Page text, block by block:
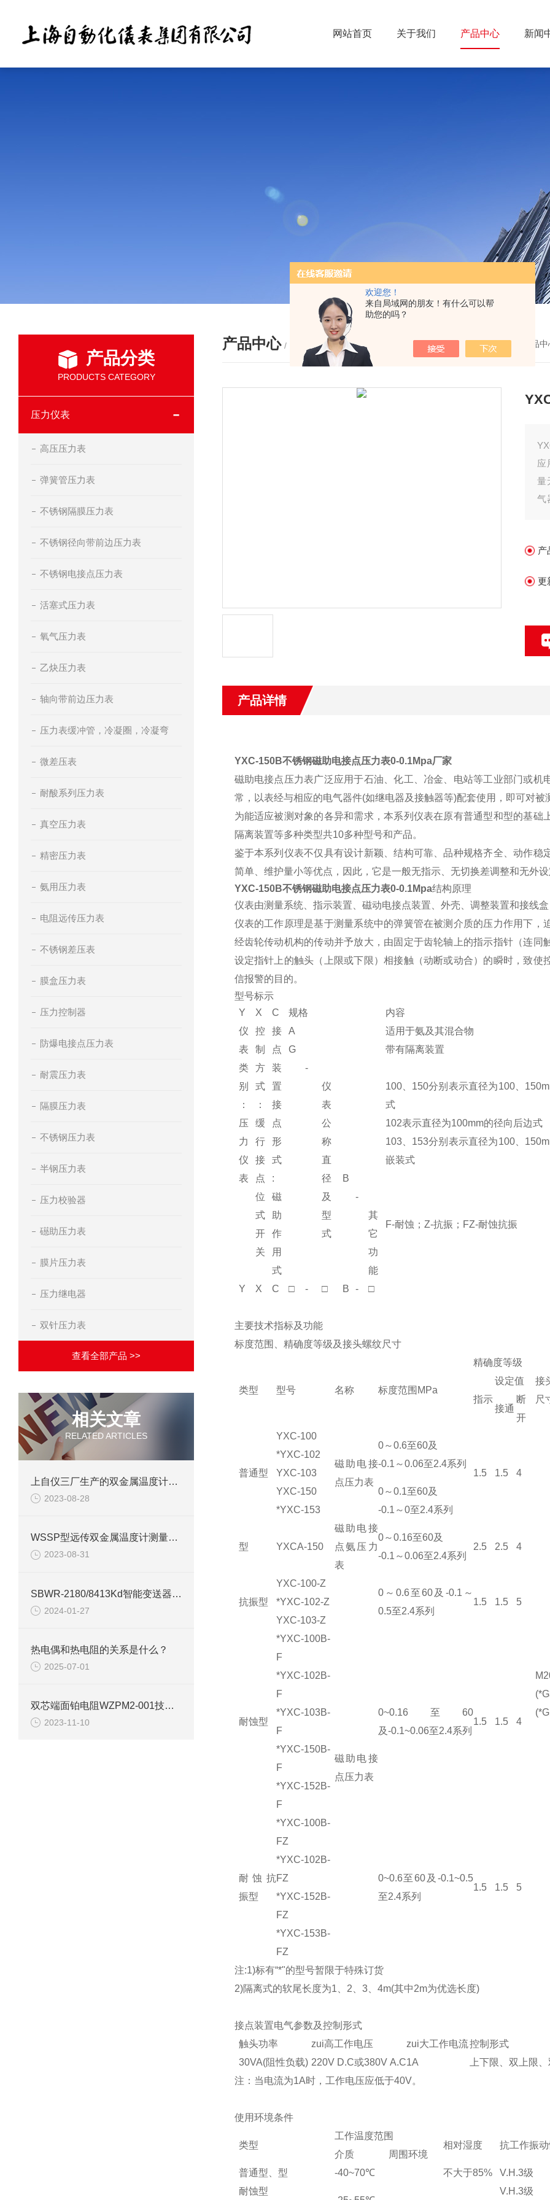
欢迎您！
来自局域网的朋友！有什么可以帮
助您的吗？
网站首页 关于我们 产品中心 新闻
产品分类
PRODUCTS CATEGORY
压力仪表
高压压力表
弹簧管压力表
不锈钢隔膜压力表
不锈钢径向带前边压力表
不锈钢电接点压力表
活塞式压力表
氧气压力表
乙炔压力表
轴向带前边压力表
压力表缓冲管，冷凝圈，冷凝弯
微差压表
耐酸系列压力表
真空压力表
精密压力表
氨用压力表
电阻远传压力表
不锈钢差压表
膜盒压力表
压力控制器
防爆电接点压力表
耐震压力表
隔膜压力表
不锈钢压力表
半钢压力表
压力校验器
礠助压力表
膜片压力表
压力继电器
双针压力表
查看全部产品 >>
相关文章
RELATED ARTICLES
上自仪三厂生产的双金属温度计需跳出常规迈向高科技化
2023-08-28
WSSP型远传双金属温度计测量特点介绍
2023-08-31
SBWR-2180/8413Kd智能变送器产品介绍
2024-01-27
热电偶和热电阻的关系是什么？
2025-07-01
双芯端面铂电阻WZPM2-001技术参数
2023-11-10
产品中心 / PRODUCTS 您的位置：首页 - 产品
应
量
气
产
更
产品详情
YXC-150B不锈钢磁助电接点压力表0-0.1Mpa厂家
磁助电接点压力表广泛应用于石油、化工、冶金、电站等工业部门或
常，以表经与相应的电气器件(如继电器及接触器等)配套使用，即可对被
为能适应被测对象的各异和需求，本系列仪表在原有普通型和型的基
隔离装置等多种类型共10多种型号和产品。
鉴于本系列仪表不仅具有设计新颖、结构可靠、品种规格齐全、动作
简单、维护量小等优点，因此，它是一般无指示、无切换差调整和无外
YXC-150B不锈钢磁助电接点压力表0-0.1Mpa结构原理
仪表由测量系统、指示装置、磁动电接点装置、外壳、调整装置和接线盒
仪表的工作原理是基于测量系统中的弹簧管在被测介质的压力作用下
经齿轮传动机构的传动并予放大，由固定于齿轮轴上的指示指针（连
设定指针上的触头（上限或下限）相接触（动断或动合）的瞬时，致
信报警的目的。
型号标示
Y
X C 规格
内容
仪
表
类
别
：
压
力
仪
表
控
制
方
式
：
缓
行
接
点
位
式
开
关
接
点
装
置
接
点
形
式
:
磁
助
作
用
式
A
适用于氨及其混合物
G
带有隔离装置
-
仪
表
公
称
直
径
及
型
式
100、150分别表示直径为100、
式
102表示直径为100mm的径向后边式
103、153分别表示直径为100、
嵌装式
B
-
其
它
功
能
F-耐蚀；Z-抗振；FZ-耐蚀抗振
Y X C □ - □ B - □
主要技术指标及功能
标度范围、精确度等级及接头螺纹尺寸
类型 型号 名称 标度范围MPa
精确度等级
接
尺
指示
设定值
接通
断
开
普通型
YXC-100
*YXC-102
YXC-103
磁助电接
点压力表
0～0.6至60及
-0.1～0.06至2.4系列
1.5
1.5 4
YXC-150
*YXC-153
0～0.1至60及
-0.1～0至2.4系列
型 YXCA-150
磁助电接
点氨压力
表
0～0.16至60及
-0.1～0.06至2.4系列
2.5 2.5 4
抗振型
YXC-100-Z
*YXC-102-Z
YXC-103-Z
磁助电接
点压力表
0～0.6至60及-0.1～
0.5至2.4系列
1.5 1.5 5
耐蚀型
*YXC-100B-
F
*YXC-102B-
F
*YXC-103B-
F
*YXC-150B-
F
*YXC-152B-
F
0~0.16至60
及-0.1~0.06至2.4系列
1.5 1.5 4
耐蚀抗
振型
*YXC-100B-
FZ
*YXC-102B-
FZ
*YXC-152B-
FZ
*YXC-153B-
FZ
0~0.6至60及-0.1~0.5
至2.4系列
1.5 1.5 5
注:1)标有“*"的型号暂限于特殊订货
2)隔离式的软尾长度为1、2、3、4m(其中2m为优选长度)
接点装置电气参数及控制形式
触头功率
zui高工作电压 zui大工作电流控制形式
30VA(阻性负载) 220V D.C或380V A.C1A
上下限、双上限
注：当电流为1A时，工作电压应低于40V。
使用环境条件
类型
工作温度范围
相对湿度
抗工作振
介质
周围环境
普通型、型
-40~70℃ 不大于85%
V.H.3级
耐蚀型
V.H.3级